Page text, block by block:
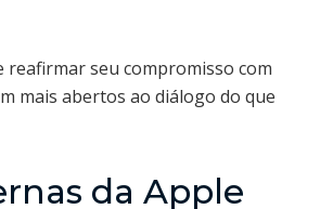
reafirmar seu compromisso com
mais abertos ao diálogo do que
da Apple